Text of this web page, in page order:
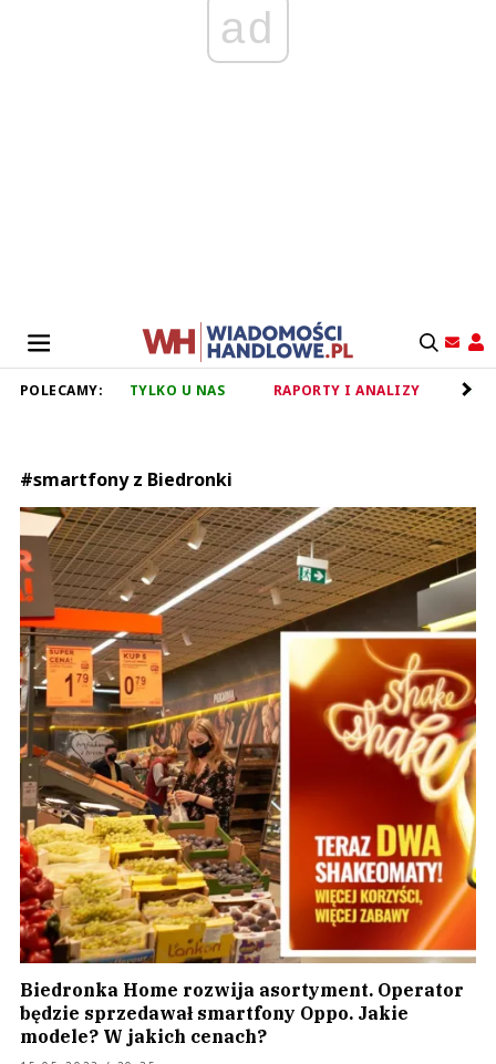
ad
POLECAMY: TYLKO U NAS RAPORTY I ANALIZY
#smartfony z Biedronki
Biedronka Home rozwija asortyment. Operator
będzie sprzedawał smartfony Oppo. Jakie
modele? W jakich cenach?